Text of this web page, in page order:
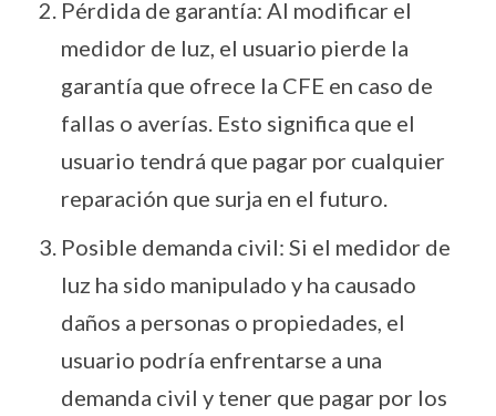
Pérdida de garantía: Al modificar el
medidor de luz, el usuario pierde la
garantía que ofrece la CFE en caso de
fallas o averías. Esto significa que el
usuario tendrá que pagar por cualquier
reparación que surja en el futuro.
Posible demanda civil: Si el medidor de
luz ha sido manipulado y ha causado
daños a personas o propiedades, el
usuario podría enfrentarse a una
demanda civil y tener que pagar por los